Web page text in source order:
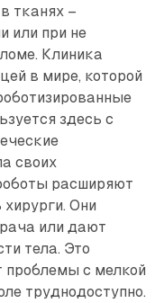
тканях –
или при не
Клиника
в мире, которой
здесь с
своих
расширяют
хирурги. Они
или дают
тела. Это
проблемы с мелкой
труднодоступно.